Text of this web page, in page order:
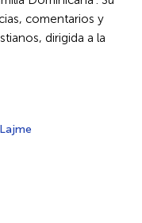
comentarios y
dirigida a la
Lajme